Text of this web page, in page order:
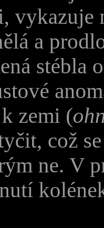
vykazuje
a
stébla
zemi (
což
ne. V